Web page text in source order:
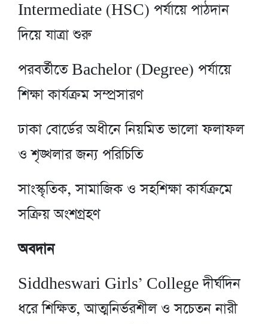
Intermediate (HSC) পর্যায়ে পাঠদান
দিয়ে যাত্রা শুরু
পরবর্তীতে Bachelor (Degree) পর্যায়ে
শিক্ষা কার্যক্রম সম্প্রসারণ
ঢাকা বোর্ডের অধীনে নিয়মিত ভালো ফলাফল
ও শৃঙ্খলার জন্য পরিচিতি
সাংস্কৃতিক, সামাজিক ও সহশিক্ষা কার্যক্রমে
সক্রিয় অংশগ্রহণ
অবদান
Siddheswari Girls’ College দীর্ঘদিন
ধরে শিক্ষিত, আত্মনির্ভরশীল ও সচেতন নারী